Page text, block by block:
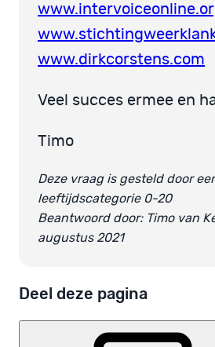
www.dirkcorstens.com
Veel succes ermee en
Timo
Deze vraag is gesteld door
leeftijdscategorie 0-20
Beantwoord door: Timo van
augustus 2021
Deel deze pagina